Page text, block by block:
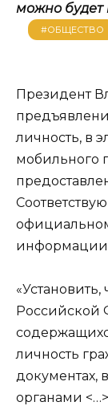
можно
#ОБЩЕСТВО
Президент
личность, в
мобильного
Российской
личность
документах,
органами